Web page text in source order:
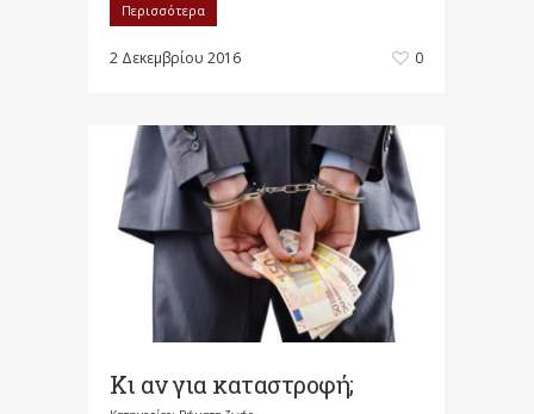
Περισσότερα
2 Δεκεμβρίου 2016 0
Κι αν για καταστροφή;